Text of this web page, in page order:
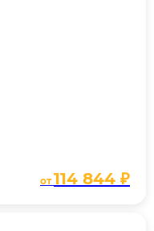
от114 844 ₽